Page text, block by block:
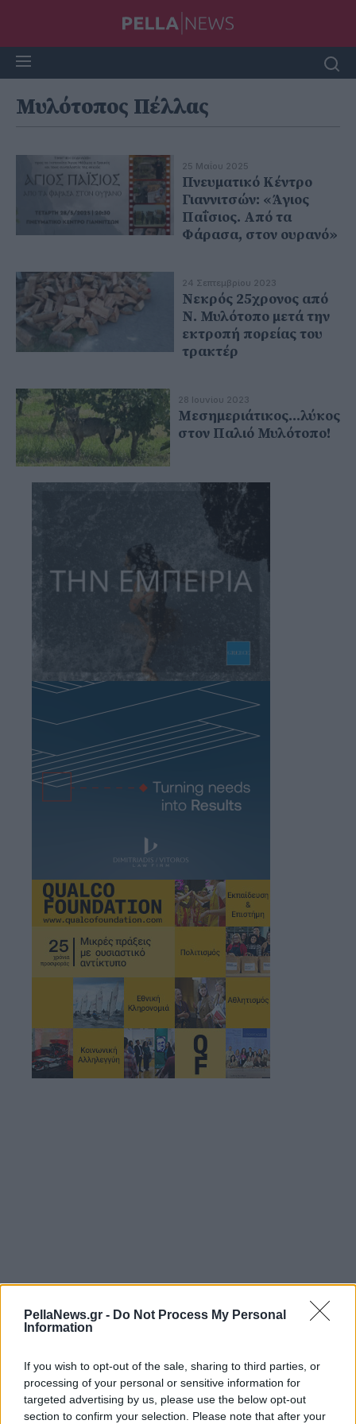
PellaNews.gr - Do Not Process My Personal
Information
If you wish to opt-out of the sale, sharing to third parties, or
processing of your personal or sensitive information for
targeted advertising by us, please use the below opt-out
section to confirm your selection. Please note that after your
Μυλότοπος Πέλλας
25 Μαΐου 2025
Πνευματικό Κέντρο
Γιαννιτσών: «Άγιος
Παΐσιος. Από τα
Φάρασα, στον ουρανό»
24 Σεπτεμβρίου 2023
Νεκρός 25χρονος από
Ν. Μυλότοπο μετά την
εκτροπή πορείας του
τρακτέρ
28 Ιουνίου 2023
Μεσημεριάτικος...λύκος
στον Παλιό Μυλότοπο!
Παλιός Μυλότοπος:
Και γενέθλια και τιμή
στην Αγία Παρασκευή